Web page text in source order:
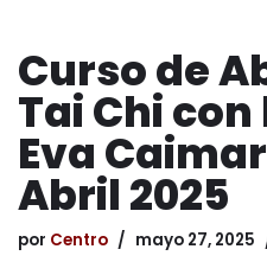
Curso de
Tai Chi
Eva
Abril 2025
por Centro mayo 27, 2025